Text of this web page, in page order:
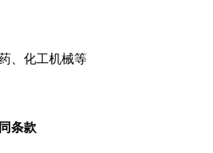
、化工机械等
条款